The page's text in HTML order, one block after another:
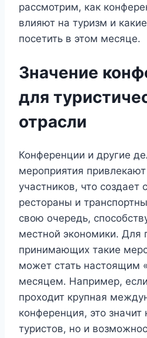
рассмотрим, как
влияют на туризм и
посетить в этом месяце.
Значение
для
отрасли
Конференции и другие
мероприятия
участников, что создает
рестораны и
свою очередь,
местной экономики. Для
принимающих такие
может стать настоящим
месяцем. Например,
проходит крупная
конференция, это значит
туристов, но и